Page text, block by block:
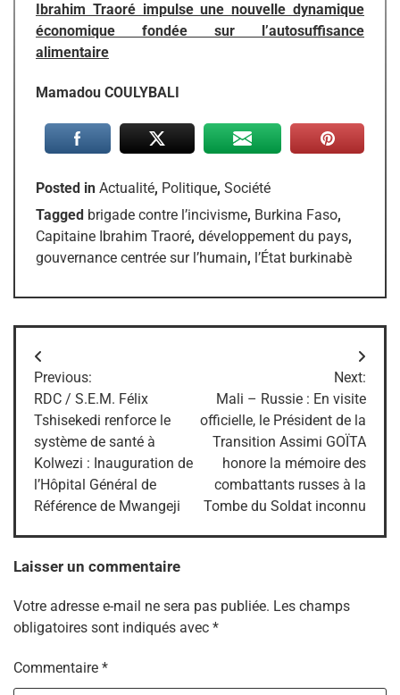
Ibrahim Traoré impulse une nouvelle dynamique
économique fondée sur l’autosuffisance
alimentaire
Mamadou COULYBALI
Posted in Actualité, Politique, Société
Tagged brigade contre l’incivisme, Burkina Faso,
Capitaine Ibrahim Traoré, développement du pays,
gouvernance centrée sur l’humain, l’État burkinabè
Navigation
de
l’article
Previous:
RDC / S.E.M. Félix
Tshisekedi renforce le
système de santé à
Kolwezi : Inauguration de
l’Hôpital Général de
Référence de Mwangeji
Next:
Mali – Russie : En visite
officielle, le Président de la
Transition Assimi GOÏTA
honore la mémoire des
combattants russes à la
Tombe du Soldat inconnu
Laisser un commentaire
Votre adresse e-mail ne sera pas publiée. Les champs
obligatoires sont indiqués avec *
Commentaire *